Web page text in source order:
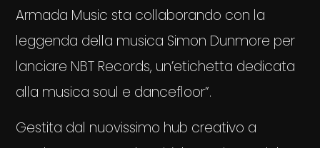
Armada Music sta collaborando con la
leggenda della musica Simon Dunmore per
lanciare NBT Records, un’etichetta dedicata
alla musica soul e dancefloor”.
Gestita dal nuovissimo hub creativo a